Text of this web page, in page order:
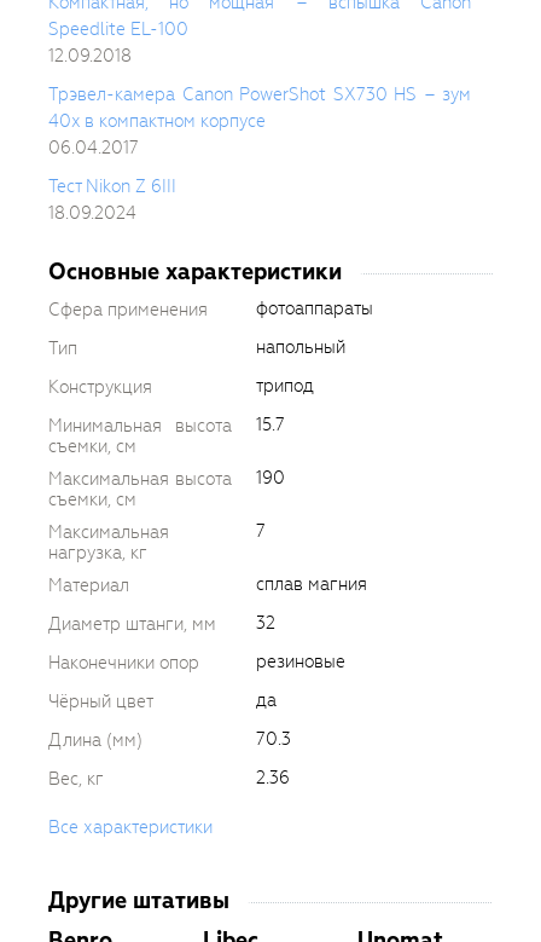
Speedlite EL-100
12.09.2018
Трэвел-камера Canon PowerShot SX730 HS – зум
40x в компактном корпусе
06.04.2017
Тест Nikon Z 6III
18.09.2024
Основные характеристики
Сфера применения
фотоаппараты
Тип
напольный
Конструкция
трипод
Минимальная высота
съемки, см
15.7
Максимальная высота
съемки, см
190
Максимальная
нагрузка, кг
7
Материал
сплав магния
Диаметр штанги, мм
32
Наконечники опор
резиновые
Чёрный цвет
да
Длина (мм)
70.3
Вес, кг
2.36
Все характеристики
Другие штативы